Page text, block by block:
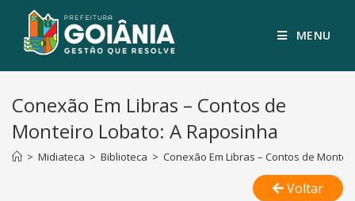
MENU
Conexão Em Libras – Contos de
Monteiro Lobato: A Raposinha
> Midiateca > Biblioteca > Conexão Em Libras – Contos de
Voltar